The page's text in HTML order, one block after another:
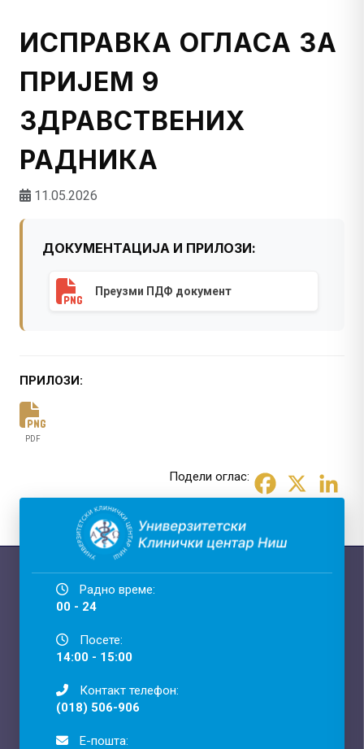
ИСПРАВКА ОГЛАСА ЗА
ПРИЈЕМ 9
ЗДРАВСТВЕНИХ
РАДНИКА
11.05.2026
ДОКУМЕНТАЦИЈА И ПРИЛОЗИ:
Преузми ПДФ документ
ПРИЛОЗИ:
PDF
Подели оглас:
Радно време:
00 - 24
Посете:
14:00 - 15:00
Контакт телефон:
(018) 506-906
Е-пошта: